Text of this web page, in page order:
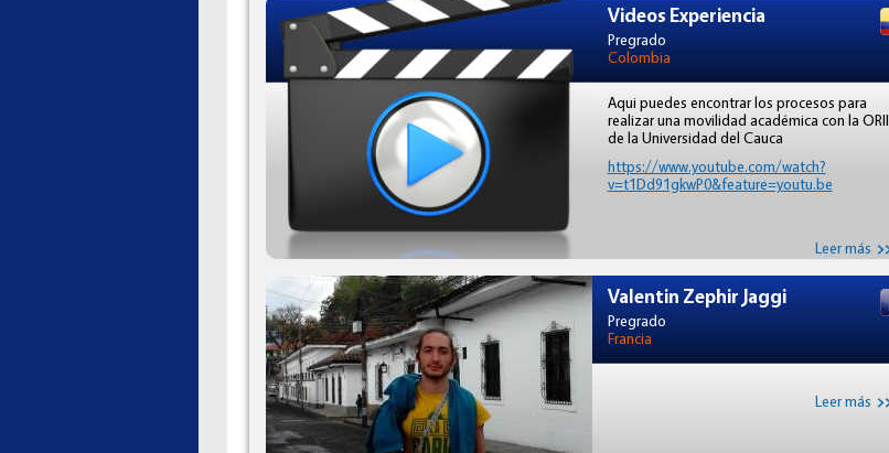
Videos Experiencia
Pregrado
Colombia
Aqui puedes encontrar los procesos para
realizar una movilidad académica con la ORII
de la Universidad del Cauca
https://www.youtube.com/watch?
v=t1Dd91gkwP0&feature=youtu.be
Leer más
Valentin Zephir Jaggi
Pregrado
Francia
Leer más